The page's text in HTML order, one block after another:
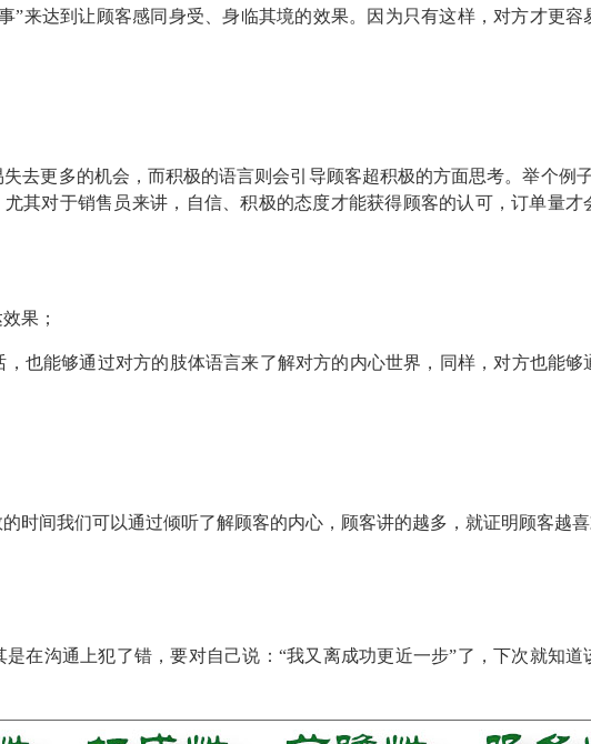
”来达到让顾客感同身受、身临其境的效果。因为只有这样，对方才更容
去更多的机会，而积极的语言则会引导顾客超积极的方面思考。举个例
其对于销售员来讲，自信、积极的态度才能获得顾客的认可，订单量才
果；
也能够通过对方的肢体语言来了解对方的内心世界，同样，对方也能够
时间我们可以通过倾听了解顾客的内心，顾客讲的越多，就证明顾客越喜
在沟通上犯了错，要对自己说：“我又离成功更近一步”了，下次就知道